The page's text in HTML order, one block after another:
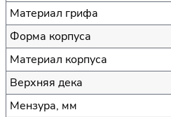
Материал грифа
Форма корпуса
Материал корпуса
Верхняя дека
Мензура, мм